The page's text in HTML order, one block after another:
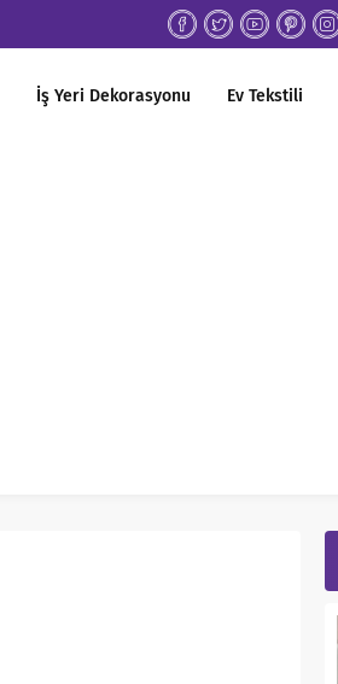
İş Yeri Dekorasyonu Ev Tekstili